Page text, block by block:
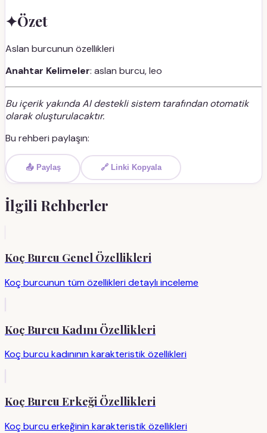
✦Özet
Aslan burcunun özellikleri
Anahtar Kelimeler: aslan burcu, leo
Bu içerik yakında AI destekli sistem tarafından otomatik
olarak oluşturulacaktır.
Bu rehberi paylaşın:
📤 Paylaş 🔗 Linki Kopyala
İlgili Rehberler
Koç Burcu Genel Özellikleri
Koç burcunun tüm özellikleri detaylı inceleme
Koç Burcu Kadını Özellikleri
Koç burcu kadınının karakteristik özellikleri
Koç Burcu Erkeği Özellikleri
Koç burcu erkeğinin karakteristik özellikleri